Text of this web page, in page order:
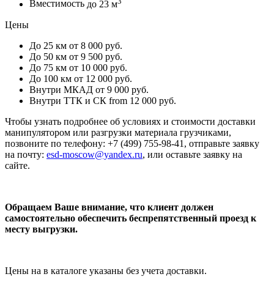
Вместимость до 23 м
Цены
До 25 км от 8 000 руб.
До 50 км от 9 500 руб.
До 75 км от 10 000 руб.
До 100 км от 12 000 руб.
Внутри МКАД от 9 000 руб.
Внутри ТТК и СК from 12 000 руб.
Чтобы узнать подробнее об условиях и стоимости доставки
манипулятором или разгрузки материала грузчиками,
позвоните по телефону: +7 (499) 755-98-41, отправьте заявку
на почту: esd-moscow@yandex.ru, или оставьте заявку на
сайте.
Обращаем Ваше внимание, что клиент должен
самостоятельно обеспечить беспрепятственный проезд к
месту выгрузки.
Цены на в каталоге указаны без учета доставки.